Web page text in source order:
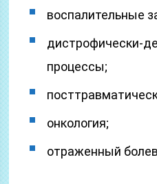
воспалительные
дистрофически-
процессы;
онкология;
отраженный